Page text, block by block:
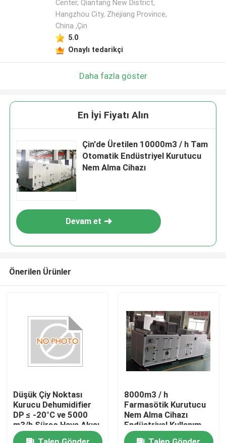
Ürün:% s
Hakkımızda
Center, Qiantang New District,
Hangzhou City, Zhejiang Province,
China ,Çin
5.0
Onaylı tedarikçi
Daha fazla göster
En İyi Fiyatı Alın
Çin'de Üretilen 10000m3 / h Tam
Otomatik Endüstriyel Kurutucu
Nem Alma Cihazı
Devam et
Önerilen Ürünler
Düşük Çiy Noktası
Kurucu Dehumidifier
DP ≤ -20°C ve 5000
m3/h Süreç Hava Akışı
ile Farmasötik
8000m3 / h
Farmasötik Kurutucu
Nem Alma Cihazı
Endüstriyel Kullanım